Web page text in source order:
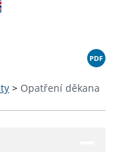
> Opatření děkana